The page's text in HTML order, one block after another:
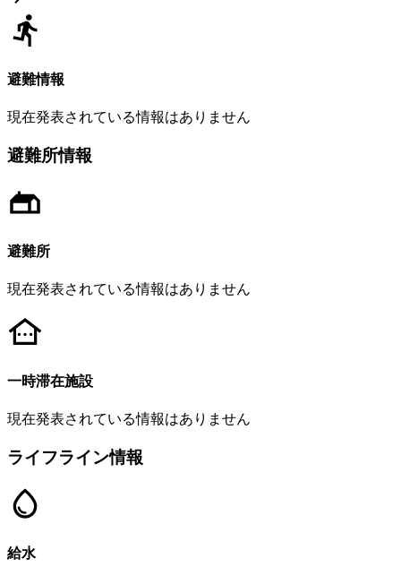
避難情報
現在発表されている情報はありません
避難所情報
避難所
現在発表されている情報はありません
一時滞在施設
現在発表されている情報はありません
ライフライン情報
給水